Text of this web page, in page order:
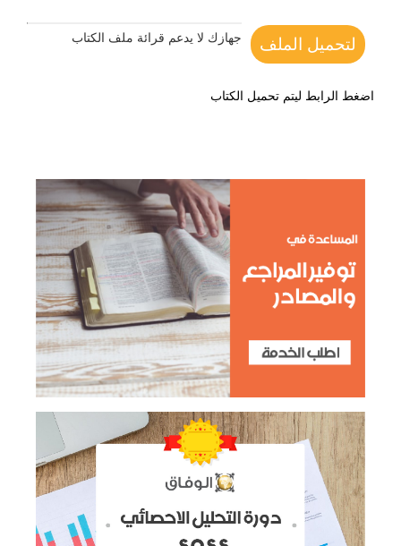
لتحميل الملف جهازك لا يدعم قرائة ملف الكتاب
اضغط الرابط ليتم تحميل الكتاب